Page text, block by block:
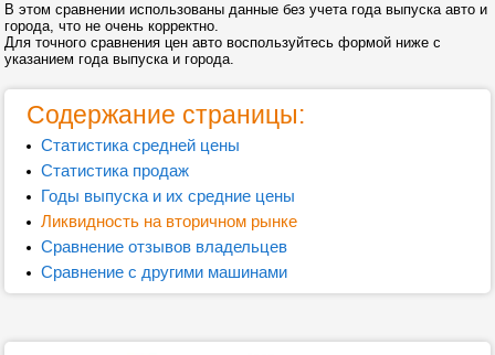
В этом сравнении использованы данные без учета года выпуска авто и
города, что не очень корректно.
Для точного сравнения цен авто воспользуйтесь формой ниже с
указанием года выпуска и города.
Содержание страницы:
Статистика средней цены
Статистика продаж
Годы выпуска и их средние цены
Ликвидность на вторичном рынке
Сравнение отзывов владельцев
Сравнение с другими машинами